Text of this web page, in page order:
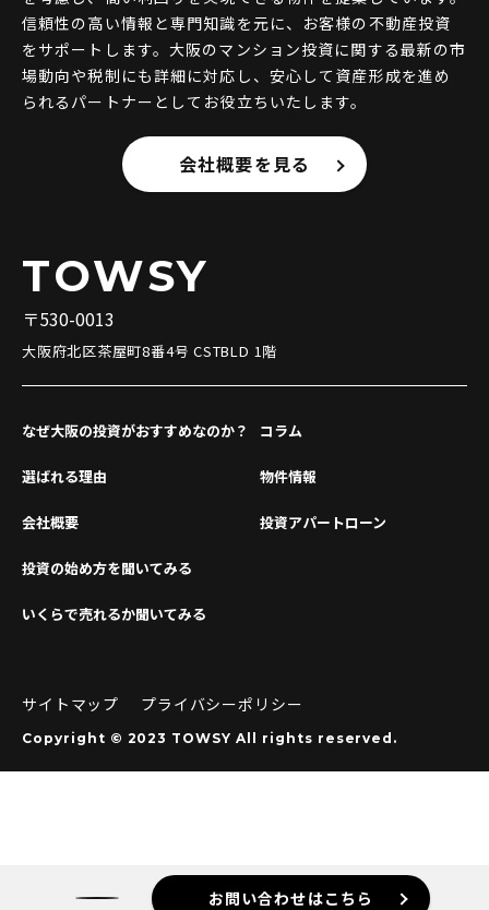
信頼性の高い情報と専門知識を元に、お客様の不動産投資
をサポートします。大阪のマンション投資に関する最新の市
場動向や税制にも詳細に対応し、安心して資産形成を進め
られるパートナーとしてお役立ちいたします。
会社概要を見る
TOWSY
〒530-0013
大阪府北区茶屋町8番4号 CSTBLD 1階
なぜ大阪の投資がおすすめなのか？
選ばれる理由
会社概要
コラム
物件情報
投資アパートローン
投資の始め方を聞いてみる
いくらで売れるか聞いてみる
サイトマップ プライバシーポリシー
Copyright © 2023 TOWSY All rights reserved.
お問い合わせはこちら